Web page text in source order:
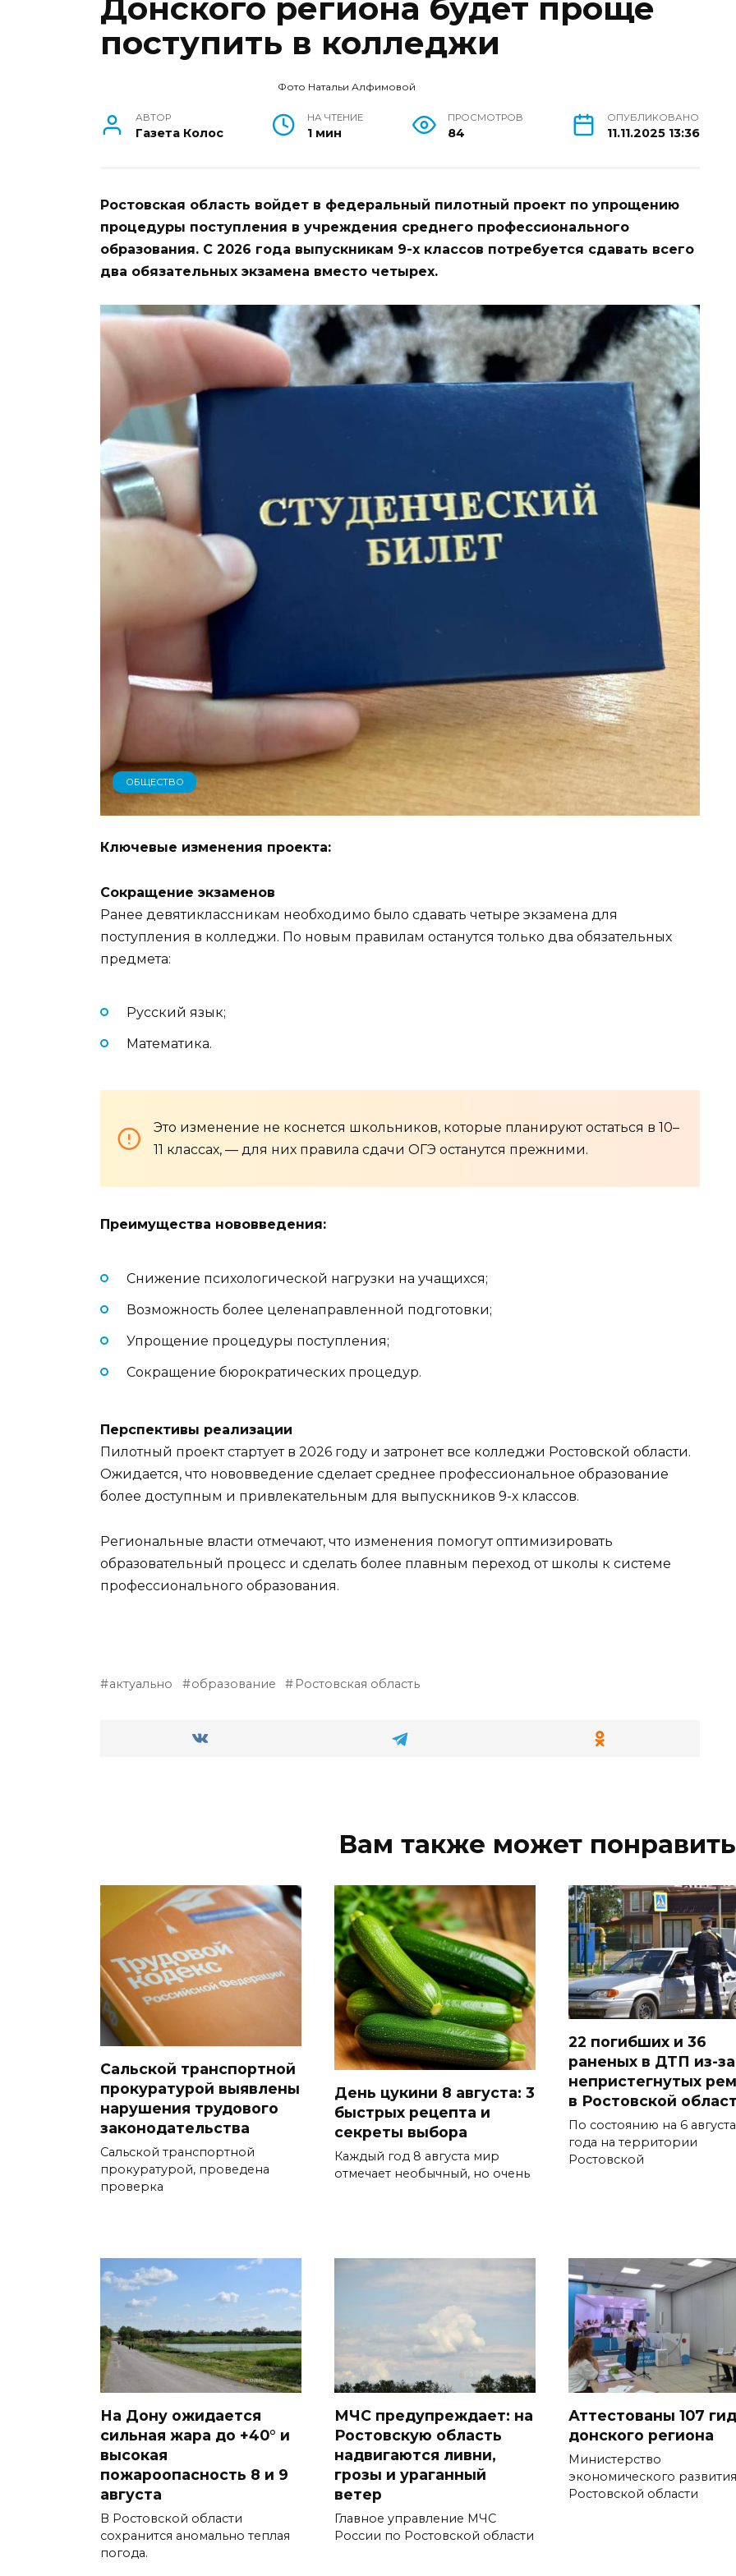
Донского региона будет проще
поступить в колледжи
Фото Натальи Алфимовой
АВТОР
Газета Колос
НА ЧТЕНИЕ
1 мин
ПРОСМОТРОВ
84
ОПУБЛИКОВАНО
11.11.2025 13:36
Ростовская область войдет в федеральный пилотный проект по упрощению
процедуры поступления в учреждения среднего профессионального
образования. С 2026 года выпускникам 9-х классов потребуется сдавать всего
два обязательных экзамена вместо четырех.
ОБЩЕСТВО
Ключевые изменения проекта:
Сокращение экзаменов
Ранее девятиклассникам необходимо было сдавать четыре экзамена для
поступления в колледжи. По новым правилам останутся только два обязательных
предмета:
Русский язык;
Математика.
Это изменение не коснется школьников, которые планируют остаться в 10–
11 классах, — для них правила сдачи ОГЭ останутся прежними.
Преимущества нововведения:
Снижение психологической нагрузки на учащихся;
Возможность более целенаправленной подготовки;
Упрощение процедуры поступления;
Сокращение бюрократических процедур.
Перспективы реализации
Пилотный проект стартует в 2026 году и затронет все колледжи Ростовской области.
Ожидается, что нововведение сделает среднее профессиональное образование
более доступным и привлекательным для выпускников 9-х классов.
Региональные власти отмечают, что изменения помогут оптимизировать
образовательный процесс и сделать более плавным переход от школы к системе
профессионального образования.
актуально образование Ростовская область
Вам также может
Сальской транспортной
прокуратурой выявлены
нарушения трудового
законодательства
Сальской транспортной
прокуратурой, проведена
проверка
День цукини 8 августа: 3
быстрых рецепта и
секреты выбора
Каждый год 8 августа мир
отмечает необычный, но очень
22 погибших и 36
раненых в ДТП из-за
непристегнутых
в Ростовской
По состоянию на 6
года на территории
Ростовской
На Дону ожидается
сильная жара до +40° и
высокая
пожароопасность 8 и 9
августа
В Ростовской области
сохранится аномально теплая
погода.
МЧС предупреждает: на
Ростовскую область
надвигаются ливни,
грозы и ураганный
ветер
Главное управление МЧС
России по Ростовской области
Аттестованы 107
донского региона
Министерство
экономического развития
Ростовской области